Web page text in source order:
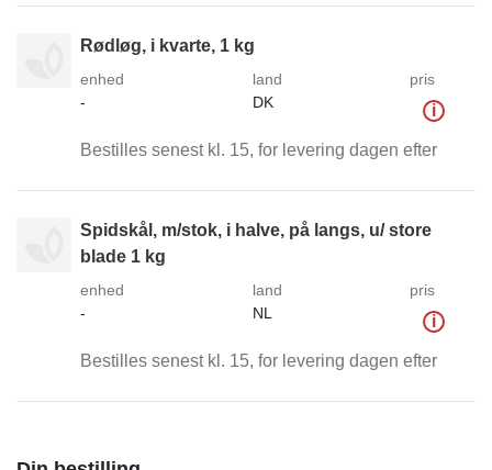
Rødløg, i kvarte, 1 kg
enhed
-
land
DK
pris
i
Bestilles senest kl. 15, for levering dagen efter
Spidskål, m/stok, i halve, på langs, u/ store
blade 1 kg
enhed
-
land
NL
pris
i
Bestilles senest kl. 15, for levering dagen efter